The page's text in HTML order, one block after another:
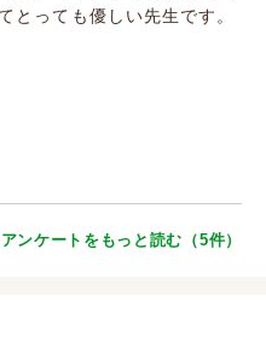
とっても優しい先生です。
アンケートをもっと読む（5件）